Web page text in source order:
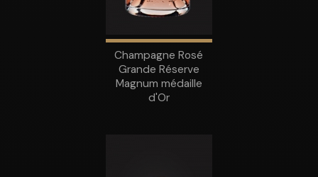
Champagne Rosé
Grande Réserve
Magnum médaille
d'Or